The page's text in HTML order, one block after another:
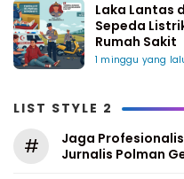
Laka Lantas
Sepeda
Rumah Sakit
1 minggu yang
LIST STYLE 2
#
Jaga
Jurnalis Polman